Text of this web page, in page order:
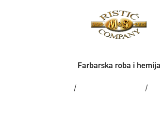
Farbarska roba i hemija
/ /